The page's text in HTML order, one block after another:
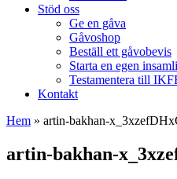
Stöd oss
Ge en gåva
Gåvoshop
Beställ ett gåvobevis
Starta en egen
Testamentera till
Kontakt
Hem » artin-bakhan-
artin-bakhan-